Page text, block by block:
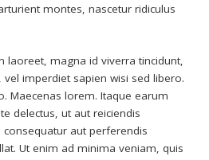
montes, nascetur ridiculus
laoreet, magna id viverra tincidunt,
imperdiet sapien wisi sed libero.
Maecenas lorem. Itaque earum
delectus, ut aut reiciendis
aut perferendis
Ut enim ad minima veniam, quis